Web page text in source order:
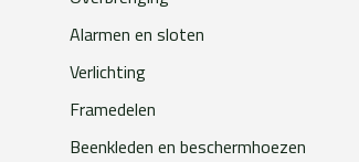
Alarmen en sloten
Verlichting
Framedelen
Beenkleden en beschermhoezen